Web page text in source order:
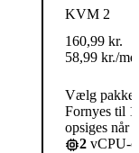
KVM 2
160,99 kr.
58,99 kr./
Vælg pakke
Fornyes til
opsiges når
2 vCPU-